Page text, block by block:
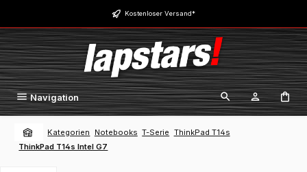
Zum Hauptinhalt springen Kostenloser Versand*
Navigation
Kategorien Notebooks T-Serie ThinkPad T14s
ThinkPad T14s Intel G7